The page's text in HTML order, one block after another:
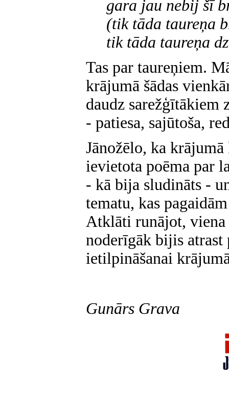
gara jau nebij šī
(tik tāda taureņa
tik tāda taureņa
Tas par taureņiem.
krājumā šādas
daudz sarežģītākiem
- patiesa, sajūtoša,
Jānožēlo, ka
ievietota poēma par
- kā bija sludināts -
tematu, kas
Atklāti runājot,
noderīgāk bijis
ietilpināšanai
Gunārs Grava